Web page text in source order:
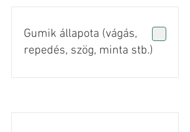
Gumik állapota (vágás,
repedés, szög, minta stb.)